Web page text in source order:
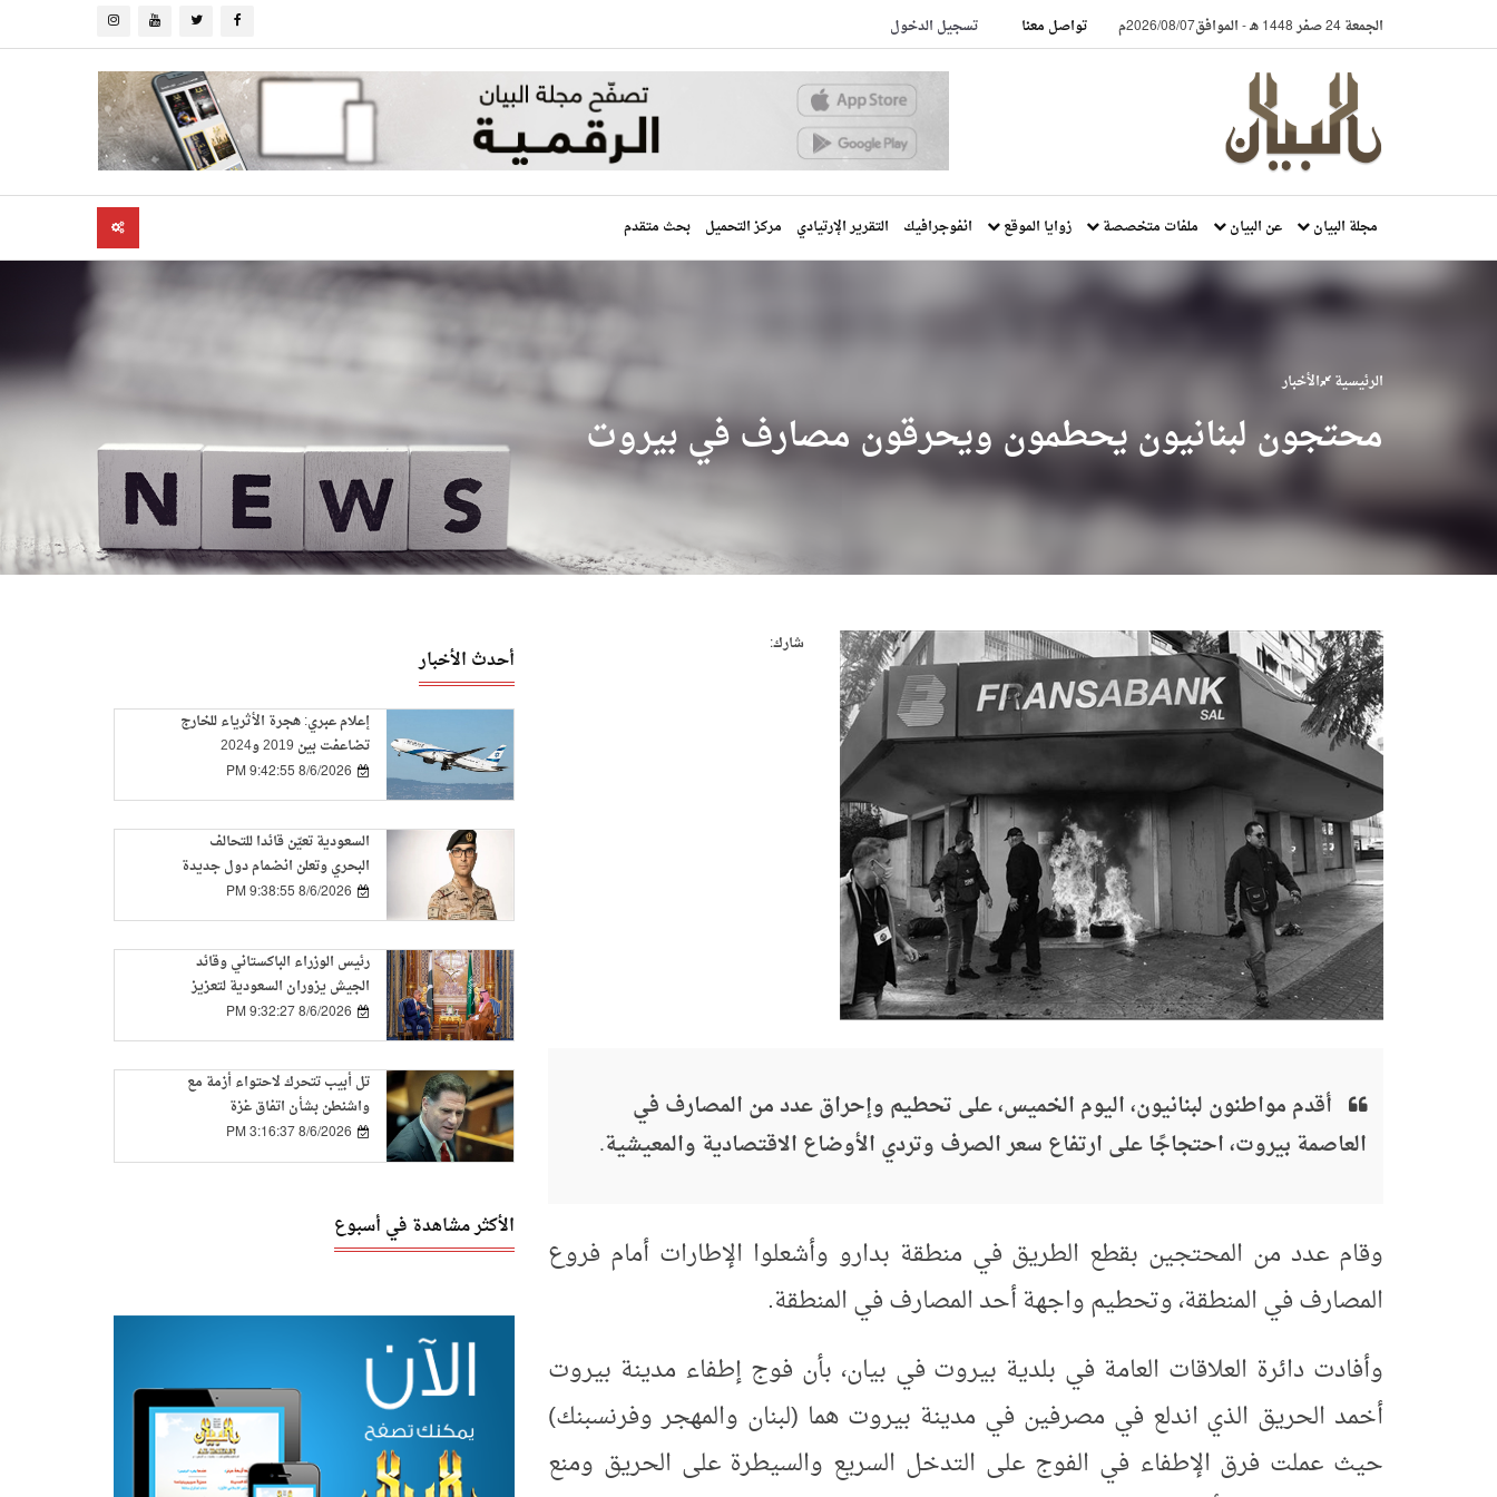
الجمعة 24 صفر 1448 هـ -الموافق2026/08/07م تواصل معنا تسجيل الدخول
مجلة البيان عن البيان ملفات متخصصة زوايا الموقع انفوجرافيك التقرير الإرتيادي مركز التحميل بحث متقدم
الرئيسية الأخبار
محتجون لبنانيون يحطمون ويحرقون مصارف في بيروت
شارك:
أقدم مواطنون لبنانيون، اليوم الخميس، على تحطيم وإحراق عدد من المصارف في
العاصمة بيروت، احتجاجًا على ارتفاع سعر الصرف وتردي الأوضاع الاقتصادية والمعيشية.
وقام عدد من المحتجين بقطع الطريق في منطقة بدارو وأشعلوا الإطارات أمام فروع
المصارف في المنطقة، وتحطيم واجهة أحد المصارف في المنطقة.
وأفادت دائرة العلاقات العامة في بلدية بيروت في بيان، بأن فوج إطفاء مدينة بيروت
أخمد الحريق الذي اندلع في مصرفين في مدينة بيروت هما (لبنان والمهجر وفرنسبنك)
حيث عملت فرق الإطفاء في الفوج على التدخل السريع والسيطرة على الحريق ومنع
أحدث الأخبار
إعلام عبري: هجرة الأثرياء للخارج
تضاعفت بين 2019 و2024
8/6/2026 9:42:55 PM
السعودية تعيّن قائدا للتحالف
البحري وتعلن انضمام دول جديدة
8/6/2026 9:38:55 PM
رئيس الوزراء الباكستاني وقائد
الجيش يزوران السعودية لتعزيز
التعاون بين الدولتين
8/6/2026 9:32:27 PM
تل أبيب تتحرك لاحتواء أزمة مع
واشنطن بشأن اتفاق غزة
8/6/2026 3:16:37 PM
الأكثر مشاهدة في أسبوع